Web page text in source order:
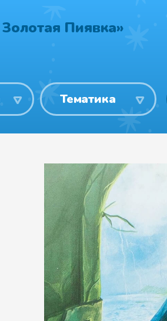
Пиявка»
Тематика